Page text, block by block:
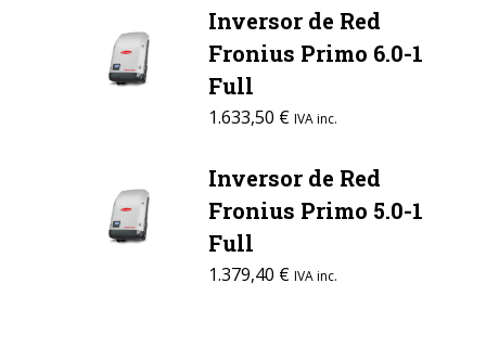
Inversor de Red
Fronius Primo 6.0-1
Full
1.633,50 € IVA inc.
Inversor de Red
Fronius Primo 5.0-1
Full
1.379,40 € IVA inc.